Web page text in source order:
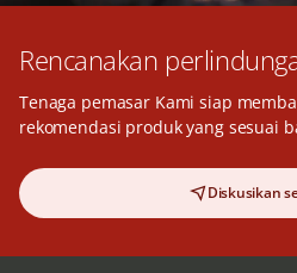
Rencanakan
Tenaga pemasar Kami siap
rekomendasi produk yang sesuai
Diskusikan